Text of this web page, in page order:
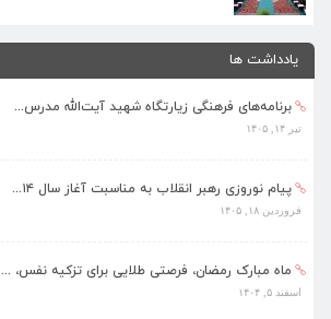
یادداشت ها
مرداد ۱۰, ۱۴۰۵
برنامه‌های فرهنگی زیارتگاه شهید آیت‌الله مدرس...
تیر ۱۴, ۱۴۰۵
پیام نوروزی رهبر انقلاب به مناسبت آغاز سال ۱۴...
فروردین ۱۸, ۱۴۰۵
ماه مبارک رمضان، فرصتی طلایی برای تزکیه نفس، ...
اسفند ۵, ۱۴۰۴